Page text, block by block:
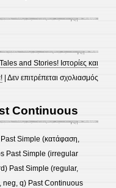
με
Tales and Stories! Ιστορίες και
|Δεν επιτρέπεται σχολιασμός
Continuous
Simple (κατάφαση,
Past Simple (irregular
Past Simple (regular,
neg, q) Past Continuous